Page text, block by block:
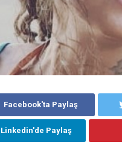
Facebook'ta Paylaş
Linkedin'de Paylaş